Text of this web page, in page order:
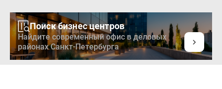
Поиск бизнес центров
Найдите современный офис в деловых
районах Санкт-Петербурга